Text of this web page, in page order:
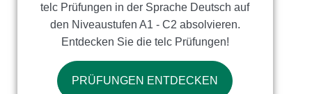
telc Prüfungen in der Sprache Deutsch auf
den Niveaustufen A1 - C2 absolvieren.
Entdecken Sie die telc Prüfungen!
PRÜFUNGEN ENTDECKEN